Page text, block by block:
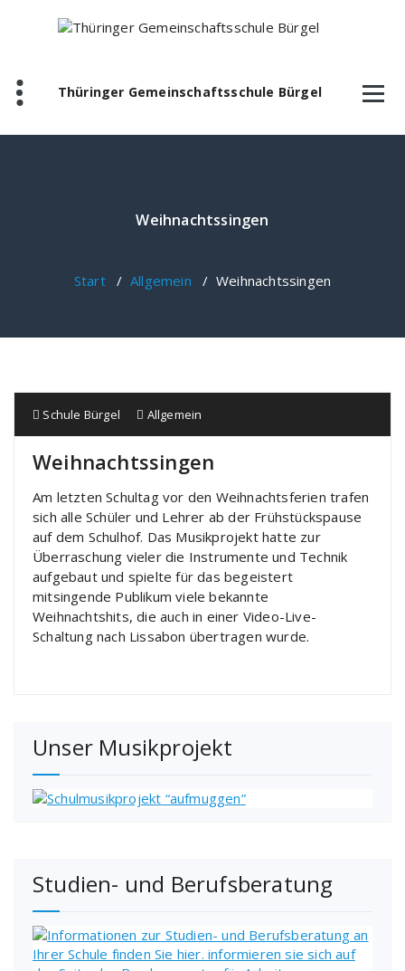
Thüringer Gemeinschaftsschule Bürgel
Weihnachtssingen
Start/ Allgemein / Weihnachtssingen
Schule Bürgel Allgemein
Weihnachtssingen
Am letzten Schultag vor den Weihnachtsferien trafen
sich alle Schüler und Lehrer ab der Frühstückspause
auf dem Schulhof. Das Musikprojekt hatte zur
Überraschung vieler die Instrumente und Technik
aufgebaut und spielte für das begeistert
mitsingende Publikum viele bekannte
Weihnachtshits, die auch in einer Video-Live-
Schaltung nach Lissabon übertragen wurde.
Unser Musikprojekt
Studien- und Berufsberatung